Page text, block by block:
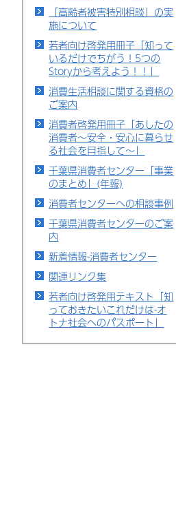
「高齢者被害特別相談」の実
施について
若者向け啓発用冊子「知って
いるだけでちがう！5つの
Storyから考えよう！！」
消費生活相談に関する資格の
ご案内
消費者啓発用冊子「あしたの
消費者～安全・安心に暮らせ
る社会を目指して～」
千葉県消費者センター「事業
のまとめ」(年報)
消費者センターへの相談事例
千葉県消費者センターのご案
内
新着情報-消費者センター
関連リンク集
若者向け啓発用テキスト「知
っておきたいこれだけは-オ
トナ社会へのパスポート」